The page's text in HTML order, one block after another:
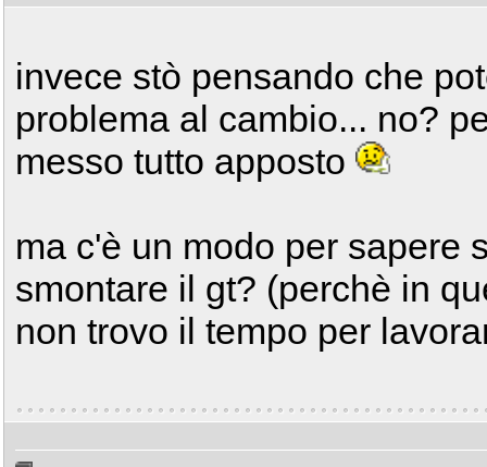
invece stò pensando che
problema al cambio... no?
messo tutto apposto
ma c'è un modo per sapere
smontare il gt? (perchè in
non trovo il tempo per